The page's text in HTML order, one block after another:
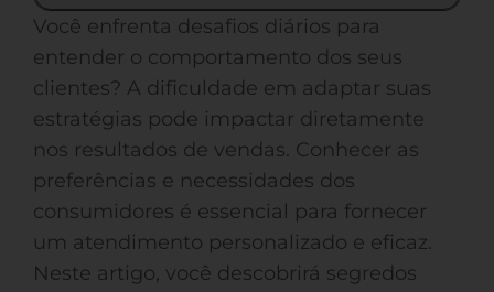
Você enfrenta desafios diários para
entender o comportamento dos seus
clientes? A dificuldade em adaptar suas
estratégias pode impactar diretamente
nos resultados de vendas. Conhecer as
preferências e necessidades dos
consumidores é essencial para fornecer
um atendimento personalizado e eficaz.
Neste artigo, você descobrirá segredos